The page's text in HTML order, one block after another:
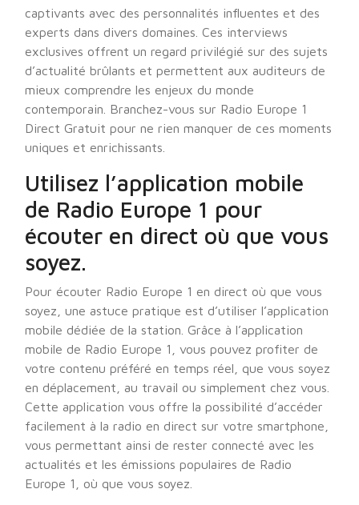
captivants avec des personnalités influentes et des
experts dans divers domaines. Ces interviews
exclusives offrent un regard privilégié sur des sujets
d’actualité brûlants et permettent aux auditeurs de
mieux comprendre les enjeux du monde
contemporain. Branchez-vous sur Radio Europe 1
Direct Gratuit pour ne rien manquer de ces moments
uniques et enrichissants.
Utilisez l’application mobile
de Radio Europe 1 pour
écouter en direct où que vous
soyez.
Pour écouter Radio Europe 1 en direct où que vous
soyez, une astuce pratique est d’utiliser l’application
mobile dédiée de la station. Grâce à l’application
mobile de Radio Europe 1, vous pouvez profiter de
votre contenu préféré en temps réel, que vous soyez
en déplacement, au travail ou simplement chez vous.
Cette application vous offre la possibilité d’accéder
facilement à la radio en direct sur votre smartphone,
vous permettant ainsi de rester connecté avec les
actualités et les émissions populaires de Radio
Europe 1, où que vous soyez.